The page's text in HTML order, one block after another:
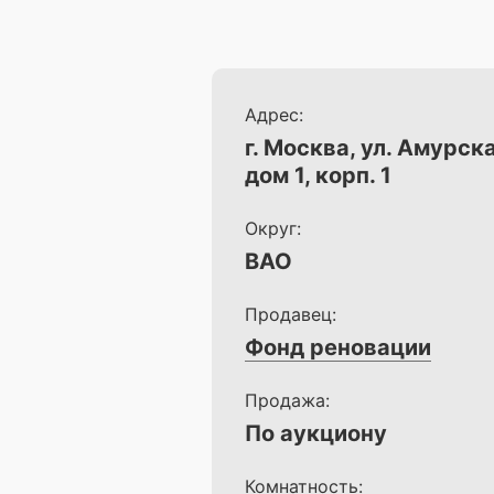
Адрес:
г. Москва, ул.
дом 1, корп. 1
Округ:
ВАО
Продавец:
Фонд реновации
Продажа:
По аукциону
Комнатность: